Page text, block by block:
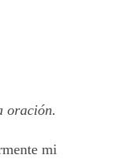
oración.
mi